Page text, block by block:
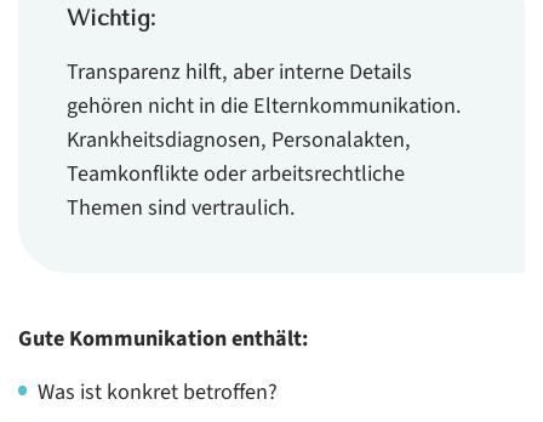
Wichtig:
Transparenz hilft, aber interne Details
gehören nicht in die Elternkommunikation.
Krankheitsdiagnosen, Personalakten,
Teamkonflikte oder arbeitsrechtliche
Themen sind vertraulich.
Gute Kommunikation enthält:
Was ist konkret betroffen?